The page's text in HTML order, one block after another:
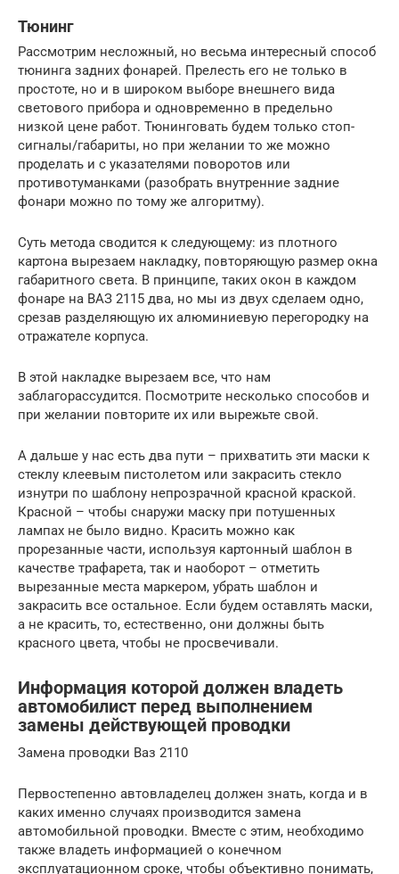
Тюнинг
Рассмотрим несложный, но весьма интересный способ
тюнинга задних фонарей. Прелесть его не только в
простоте, но и в широком выборе внешнего вида
светового прибора и одновременно в предельно
низкой цене работ. Тюнинговать будем только стоп-
сигналы/габариты, но при желании то же можно
проделать и с указателями поворотов или
противотуманками (разобрать внутренние задние
фонари можно по тому же алгоритму).
Суть метода сводится к следующему: из плотного
картона вырезаем накладку, повторяющую размер окна
габаритного света. В принципе, таких окон в каждом
фонаре на ВАЗ 2115 два, но мы из двух сделаем одно,
срезав разделяющую их алюминиевую перегородку на
отражателе корпуса.
В этой накладке вырезаем все, что нам
заблагорассудится. Посмотрите несколько способов и
при желании повторите их или вырежьте свой.
А дальше у нас есть два пути – прихватить эти маски к
стеклу клеевым пистолетом или закрасить стекло
изнутри по шаблону непрозрачной красной краской.
Красной – чтобы снаружи маску при потушенных
лампах не было видно. Красить можно как
прорезанные части, используя картонный шаблон в
качестве трафарета, так и наоборот – отметить
вырезанные места маркером, убрать шаблон и
закрасить все остальное. Если будем оставлять маски,
а не красить, то, естественно, они должны быть
красного цвета, чтобы не просвечивали.
Информация которой должен владеть
автомобилист перед выполнением
замены действующей проводки
Замена проводки Ваз 2110
Первостепенно автовладелец должен знать, когда и в
каких именно случаях производится замена
автомобильной проводки. Вместе с этим, необходимо
также владеть информацией о конечном
эксплуатационном сроке, чтобы объективно понимать,